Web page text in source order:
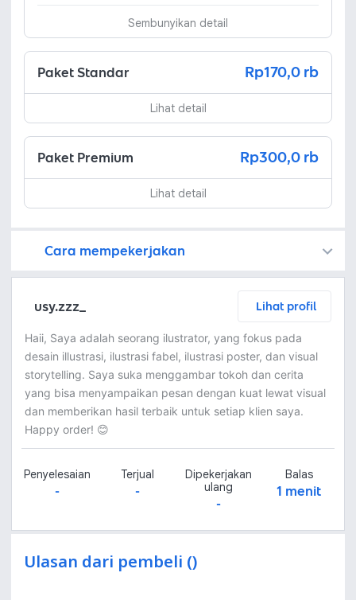
Sembunyikan detail
Paket Standar Rp170,0 rb
Lihat detail
Paket Premium Rp300,0 rb
Lihat detail
Cara mempekerjakan
usy.zzz_ Lihat profil
Haii, Saya adalah seorang ilustrator, yang fokus pada
desain illustrasi, ilustrasi fabel, ilustrasi poster, dan visual
storytelling. Saya suka menggambar tokoh dan cerita
yang bisa menyampaikan pesan dengan kuat lewat visual
dan memberikan hasil terbaik untuk setiap klien saya.
Happy order! 😊
Penyelesaian
-
Terjual
-
Dipekerjakan
ulang
-
Balas
1 menit
Ulasan dari pembeli ()